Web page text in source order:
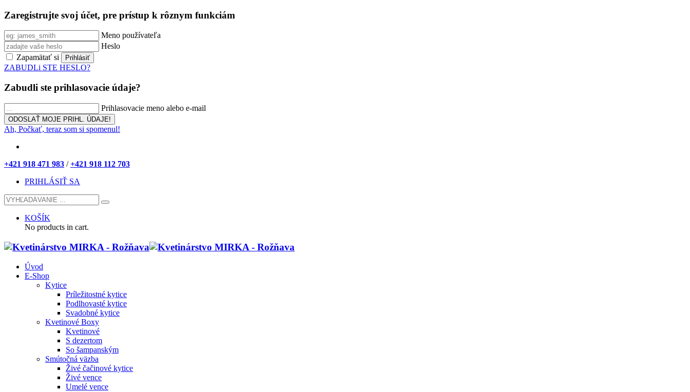
Zaregistrujte svoj účet, pre prístup k rôznym funkciám
Meno používateľa
Heslo
Zapamätať si
ZABUDLi STE HESLO?
Zabudli ste prihlasovacie údaje?
Prihlasovacie meno alebo e-mail
Ah, Počkať, teraz som si spomenul!
+421 918 471 983 /+421 918 112 703
PRIHLÁSIŤ SA
KOŠÍK
No products in cart.
Úvod
E-Shop
Kytice
Príležitostné kytice
Podlhovasté kytice
Svadobné kytice
Kvetinové Boxy
Kvetinové
S dezertom
So šampanským
Smútočná väzba
Živé čačinové kytice
Živé vence
Umelé vence